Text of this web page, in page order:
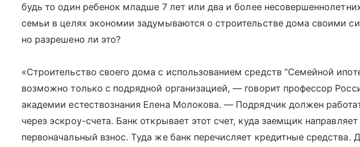
будь то один ребенок младше 7 лет или два и более
семьи в целях экономии задумываются о строительстве дома своими
но разрешено ли это?
«Строительство своего дома с использованием средств “Семейной
возможно только с подрядной организацией, — говорит профессор
академии естествознания Елена Молокова. — Подрядчик должен
через эскроу-счета. Банк открывает этот счет, куда заемщик направляет
первоначальный взнос. Туда же банк перечисляет кредитные средства.